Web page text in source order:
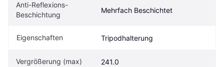
Anti-Reflexions-
Beschichtung
Mehrfach Beschichtet
Eigen­schaften Tripodhalterung
Vergrößerung (max) 241.0